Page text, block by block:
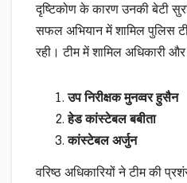
दृष्टिकोण के कारण उनकी बेटी
सफल अभियान में शामिल पुलिस
रही। टीम में शामिल अधिकारी और
उप निरीक्षक मुनव्वर हुसैन
हेड कांस्टेबल बबीता
कांस्टेबल अर्जुन
वरिष्ठ अधिकारियों ने टीम की